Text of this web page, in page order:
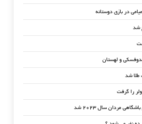
در بازی دوستانه
شد
و لهستان
طلا شد
را گرفت
مردان سال ۲۰۲۳ شد